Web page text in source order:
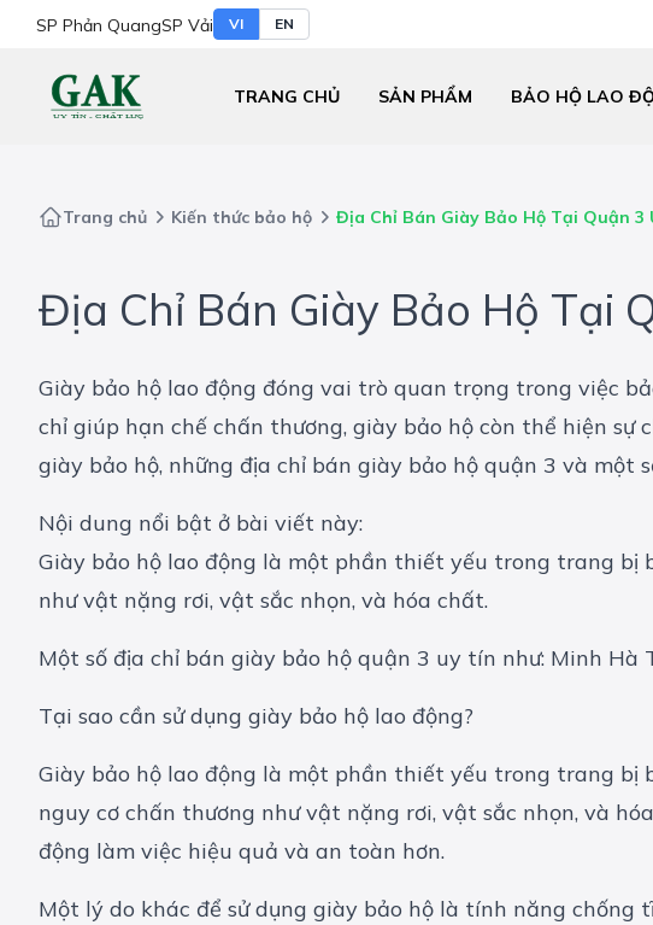
SP Phản QuangSP Vải VI EN
TRANG CHỦ SẢN PHẨM BẢO HỘ LAO
Trang chủ Kiến thức bảo hộ Địa Chỉ Bán Giày Bảo Hộ Tại Quận
Địa Chỉ Bán Giày Bảo Hộ Tại
Giày bảo hộ lao động đóng vai trò quan trọng trong việc
chỉ giúp hạn chế chấn thương, giày bảo hộ còn thể hiện
giày bảo hộ, những địa chỉ bán giày bảo hộ quận 3 và một
Nội dung nổi bật ở bài viết này:
Giày bảo hộ lao động là một phần thiết yếu trong trang bị
như vật nặng rơi, vật sắc nhọn, và hóa chất.
Một số địa chỉ bán giày bảo hộ quận 3 uy tín như: Minh Hà
Tại sao cần sử dụng giày bảo hộ lao động?
Giày bảo hộ lao động là một phần thiết yếu trong trang bị
nguy cơ chấn thương như vật nặng rơi, vật sắc nhọn, và
động làm việc hiệu quả và an toàn hơn.
Một lý do khác để sử dụng giày bảo hộ là tính năng chống